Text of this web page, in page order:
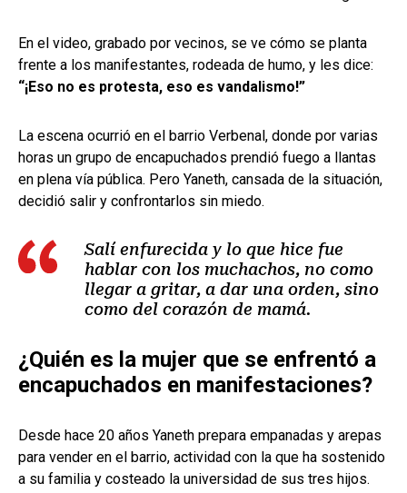
En el video, grabado por vecinos, se ve cómo se planta
frente a los manifestantes, rodeada de humo, y les dice:
“¡Eso no es protesta, eso es vandalismo!”
La escena ocurrió en el barrio Verbenal, donde por varias
horas un grupo de encapuchados prendió fuego a llantas
en plena vía pública. Pero Yaneth, cansada de la situación,
decidió salir y confrontarlos sin miedo.
Salí enfurecida y lo que hice fue
hablar con los muchachos, no como
llegar a gritar, a dar una orden, sino
como del corazón de mamá.
¿Quién es la mujer que se enfrentó a
encapuchados en manifestaciones?
Desde hace 20 años Yaneth prepara empanadas y arepas
para vender en el barrio, actividad con la que ha sostenido
a su familia y costeado la universidad de sus tres hijos.